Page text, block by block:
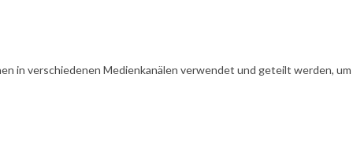
verschiedenen Medienkanälen verwendet und geteilt